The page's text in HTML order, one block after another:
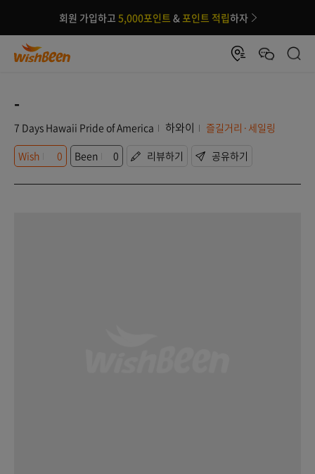
회원 가입하고 5,000포인트 &포인트 적립하자
-
7 Days Hawaii Pride of America 하와이
즐길거리·세일링
Wish
0 Been 0 리뷰하기 공유하기